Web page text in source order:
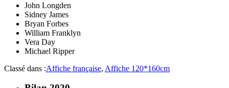
John Longden
Sidney James
Bryan Forbes
William Franklyn
Vera Day
Michael Ripper
Classé dans :Affiche française, Affiche 120*160cm